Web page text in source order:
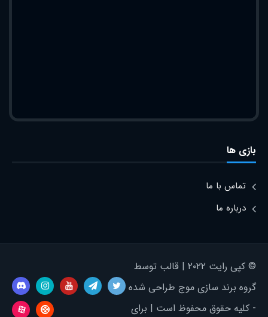
بازی ها
تماس با ما
درباره ما
© کپی رایت ۲۰۲۲ | قالب توسط
گروه برند سازی موج طراحی شده
- کلیه حقوق محفوظ است | برای